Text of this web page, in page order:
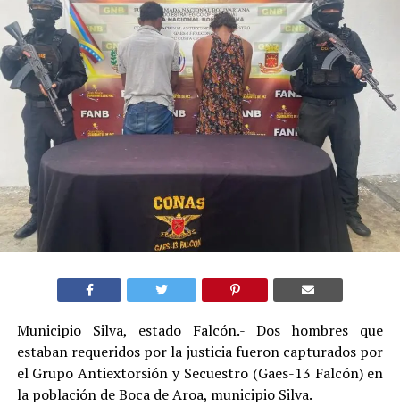
Municipio Silva, estado Falcón.- Dos hombres que
estaban requeridos por la justicia fueron capturados por
el Grupo Antiextorsión y Secuestro (Gaes-13 Falcón) en
la población de Boca de Aroa, municipio Silva.